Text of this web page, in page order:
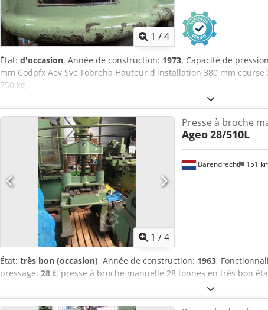
1 /4
État: d'occasion, Année de construction: 1973, Capacité de
mm Codpfx Aev Svc Tobreha Hauteur d'installation 380 mm
750 kg
1 /4
Barendrecht 151
Presse à broche
Ageo28/510L
État: très bon (occasion), Année de construction: 1963,
pressage: 28 t, presse à broche manuelle 28 tonnes en très bon